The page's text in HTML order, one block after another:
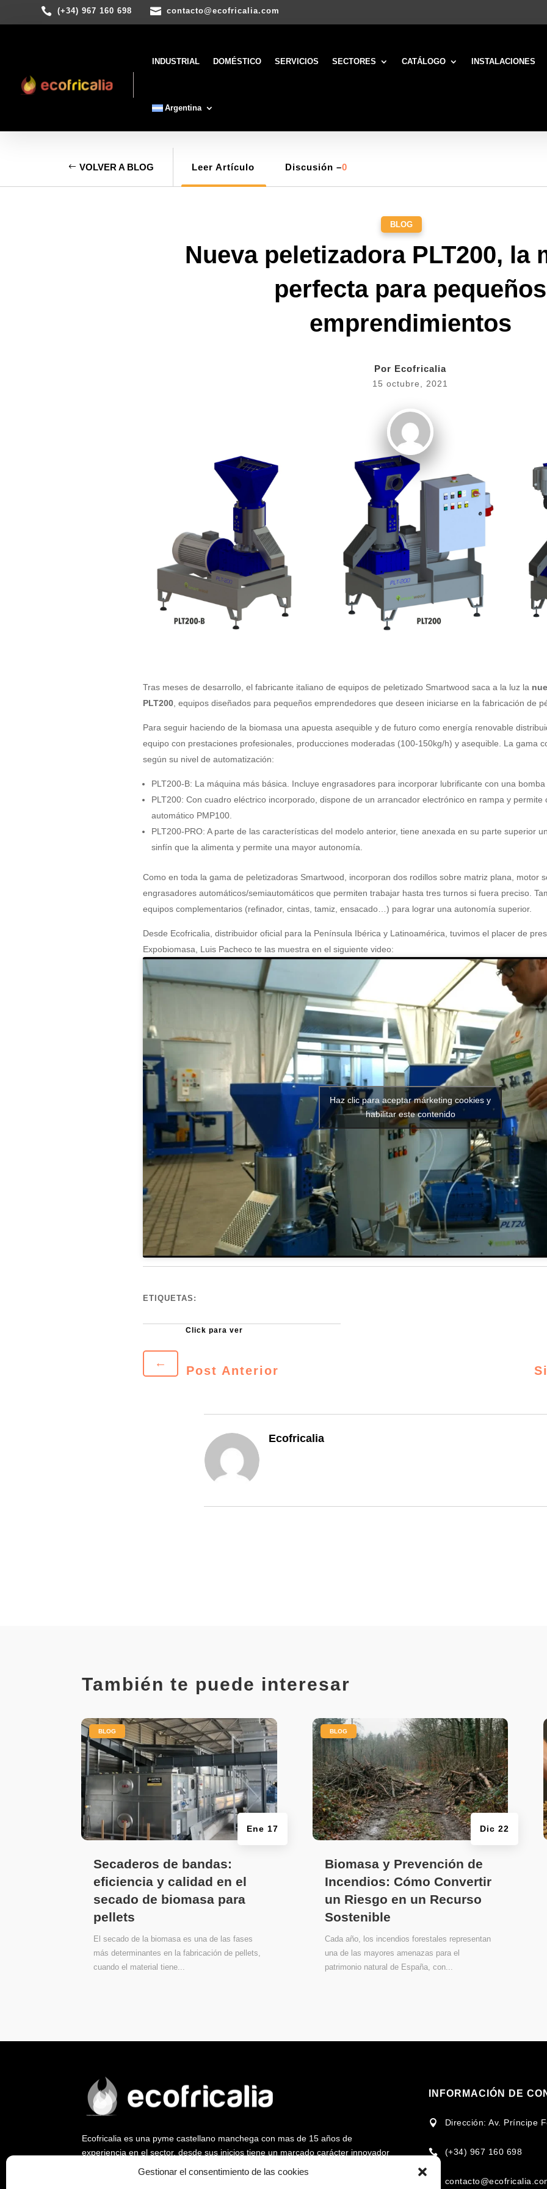
Gestionar el consentimiento de las cookies
 (+34) 967 160 698  contacto@ecofricalia.com
INDUSTRIAL DOMÉSTICO SERVICIOS SECTORES CATÁLOGO INSTALACIONES
Argentina
VOLVER A BLOG Leer Artículo Discusión –0
BLOG
Nueva peletizadora PLT200, la
perfecta para pequeños
emprendimientos
Por Ecofricalia
15 octubre, 2021
Tras meses de desarrollo, el fabricante italiano de equipos de peletizado Smartwood saca a la luz la
PLT200 , equipos diseñados para pequeños emprendedores que deseen iniciarse en la fabricación de
Para seguir haciendo de la biomasa una apuesta asequible y de futuro como energía renovable
equipo con prestaciones profesionales, producciones moderadas (100-150kg/h) y asequible. La gama
según su nivel de automatización:
PLT200-B: La máquina más básica. Incluye engrasadores para incorporar lubrificante con una
PLT200: Con cuadro eléctrico incorporado, dispone de un arrancador electrónico en rampa y
automático PMP100.
PLT200-PRO: A parte de las características del modelo anterior, tiene anexada en su parte superior
sinfín que la alimenta y permite una mayor autonomía.
Como en toda la gama de peletizadoras Smartwood, incorporan dos rodillos sobre matriz plana, motor
engrasadores automáticos/semiautomáticos que permiten trabajar hasta tres turnos si fuera preciso.
equipos complementarios (refinador, cintas, tamiz, ensacado…) para lograr una autonomía superior.
Desde Ecofricalia, distribuidor oficial para la Península Ibérica y Latinoamérica, tuvimos el placer de
Expobiomasa, Luis Pacheco te las muestra en el siguiente video:
Haz clic para aceptar márketing cookies y
habilitar este contenido
ETIQUETAS:
←
Post Anterior
Ecofricalia
También te puede interesar
Secaderos de bandas:
eficiencia y calidad en el
secado de biomasa para
pellets
Ene 17
BLOG
El secado de la biomasa es una de las fases
más determinantes en la fabricación de pellets,
cuando el material tiene...
Biomasa y Prevención de
Incendios: Cómo Convertir
un Riesgo en un Recurso
Sostenible
Dic 22
BLOG
Cada año, los incendios forestales representan
una de las mayores amenazas para el
patrimonio natural de España, con...
Ecofricalia es una pyme castellano manchega con mas de 15 años de
experiencia en el sector, desde sus inicios tiene un marcado carácter innovador
ya que fue empresa pionera en abrir un nuevo mercado en torno al uso de la
INFORMACIÓN DE
 Dirección: Av. Príncipe
 (+34) 967 160 698